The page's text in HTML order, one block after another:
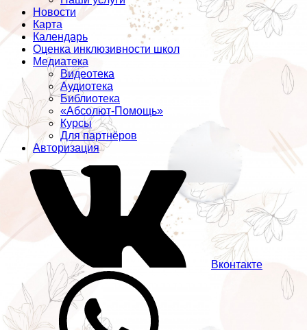
Новости
Карта
Календарь
Оценка инклюзивности школ
Медиатека
Видеотека
Аудиотека
Библиотека
«Абсолют-Помощь»
Курсы
Для партнёров
Авторизация
Вконтакте